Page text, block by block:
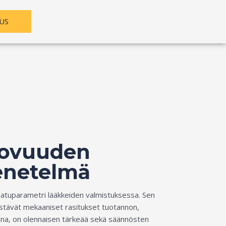
lääkkeiden valmistuksessa. Sen
mekaaniset rasitukset tuotannon,
on olennaisen tärkeää sekä säännösten